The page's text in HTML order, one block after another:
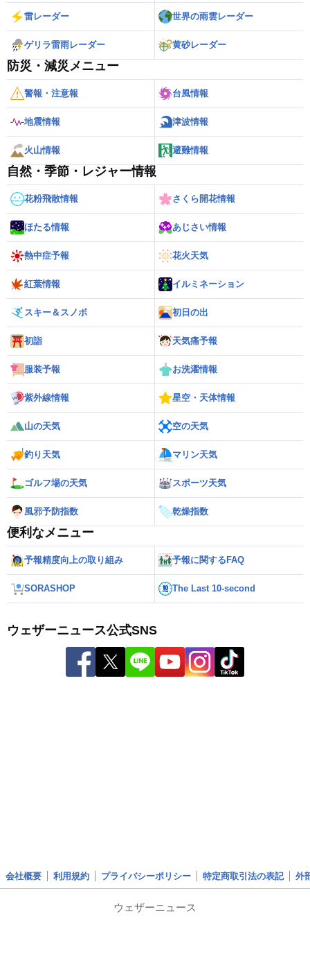
雷レーダー 世界の雨雲レーダー
ゲリラ雷雨レーダー 黄砂レーダー
防災・減災メニュー
警報・注意報 台風情報
地震情報 津波情報
火山情報 避難情報
自然・季節・レジャー情報
花粉飛散情報 さくら開花情報
ほたる情報 あじさい情報
熱中症予報 花火天気
紅葉情報 イルミネーション
スキー＆スノボ 初日の出
初詣 天気痛予報
服装予報 お洗濯情報
紫外線情報 星空・天体情報
山の天気 空の天気
釣り天気 マリン天気
ゴルフ場の天気 スポーツ天気
風邪予防指数 乾燥指数
便利なメニュー
予報精度向上の取り組み 予報に関するFAQ
SORASHOP The Last 10-second
ウェザーニュース公式SNS
会社概要 利用規約 プライバシーポリシー 特定商取引法の表記 外
ウェザーニュース